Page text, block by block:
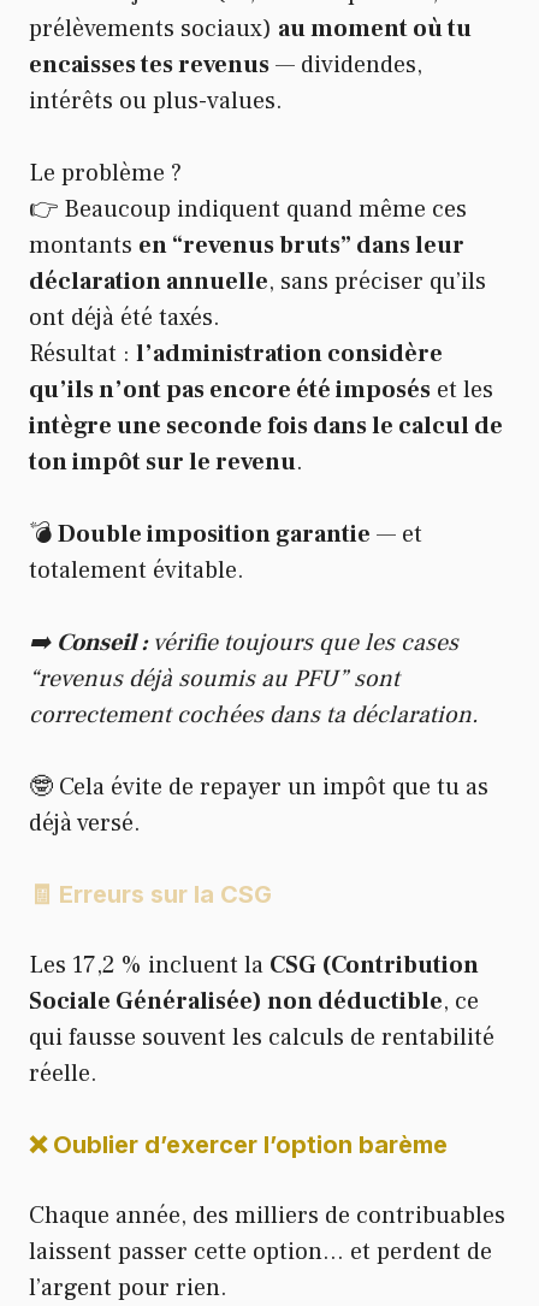
prélèvements sociaux) au moment où tu
encaisses tes revenus— dividendes,
intérêts ou plus-values.
Le problème ?
👉 Beaucoup indiquent quand même ces
montants en “revenus bruts” dans leur
déclaration annuelle, sans préciser qu’ils
ont déjà été taxés.
Résultat : l’administration considère
qu’ils n’ont pas encore été imposés et les
intègre une seconde fois dans le calcul de
ton impôt sur le revenu.
💣Double imposition garantie — et
totalement évitable.
➡️ Conseil :vérifie toujours que les cases
“revenus déjà soumis au PFU” sont
correctement cochées dans ta déclaration.
🤓 Cela évite de repayer un impôt que tu as
déjà versé.
🧾 Erreurs sur la CSG
Les 17,2 % incluent la CSG (Contribution
Sociale Généralisée) non déductible, ce
qui fausse souvent les calculs de rentabilité
réelle.
❌ Oublier d’exercer l’option barème
Chaque année, des milliers de contribuables
laissent passer cette option… et perdent de
l’argent pour rien.